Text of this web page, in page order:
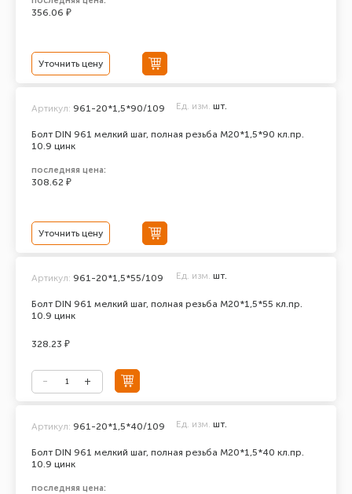
356.06 ₽
Уточнить цену
Болт DIN 961 мелкий шаг, полная резьба M20*1,5*90 кл.пр.
10.9 цинк
Артикул: 961-20*1,5*90/109 Ед. изм. шт.
последняя цена:
308.62 ₽
Уточнить цену
Болт DIN 961 мелкий шаг, полная резьба M20*1,5*55 кл.пр.
10.9 цинк
Артикул: 961-20*1,5*55/109 Ед. изм. шт.
328.23 ₽
Болт DIN 961 мелкий шаг, полная резьба M20*1,5*40 кл.пр.
10.9 цинк
Артикул: 961-20*1,5*40/109 Ед. изм. шт.
последняя цена: